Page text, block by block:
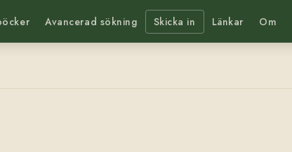
Avancerad sökning Skicka in Länkar Om